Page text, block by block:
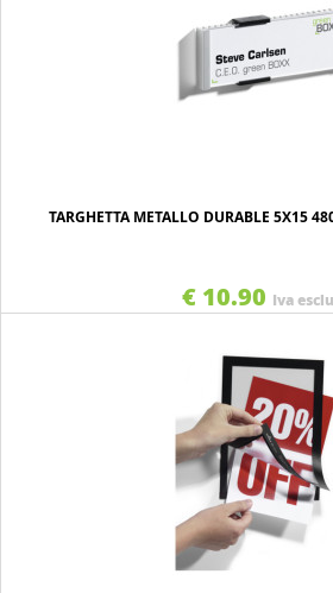
TARGHETTA METALLO DURABLE 5X15
€ 10.90 Iva